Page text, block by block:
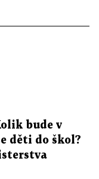
bude v
děti do škol?